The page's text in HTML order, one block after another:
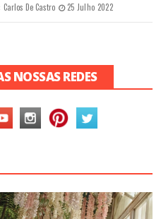
Carlos De Castro 25 Julho 2022
NOSSAS REDES